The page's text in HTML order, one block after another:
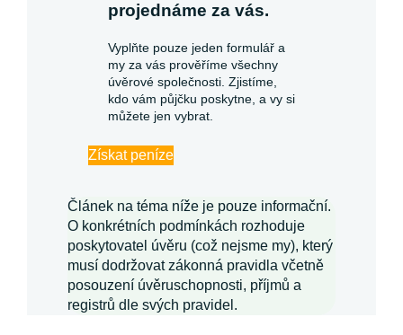
projednáme za vás.
Vyplňte pouze jeden formulář a
my za vás prověříme všechny
úvěrové společnosti. Zjistíme,
kdo vám půjčku poskytne, a vy si
můžete jen vybrat.
Získat peníze
Článek na téma níže je pouze informační.
O konkrétních podmínkách rozhoduje
poskytovatel úvěru (což nejsme my), který
musí dodržovat zákonná pravidla včetně
posouzení úvěruschopnosti, příjmů a
registrů dle svých pravidel.